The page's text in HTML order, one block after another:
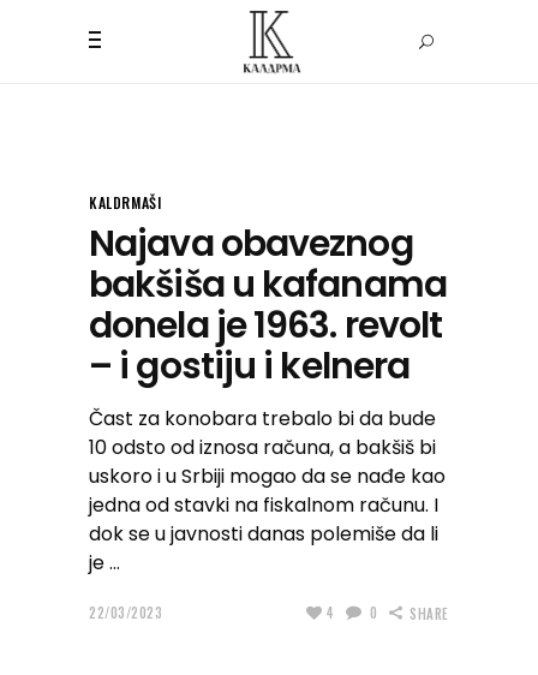
KALDRMAŠI
Najava obaveznog
bakšiša u kafanama
donela je 1963. revolt
– i gostiju i kelnera
Čast za konobara trebalo bi da bude
10 odsto od iznosa računa, a bakšiš bi
uskoro i u Srbiji mogao da se nađe kao
jedna od stavki na fiskalnom računu. I
dok se u javnosti danas polemiše da li
je
22/03/2023 4 0 SHARE